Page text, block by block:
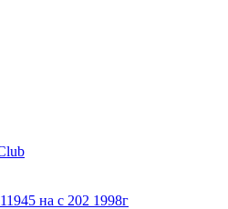
на с 202 1998г